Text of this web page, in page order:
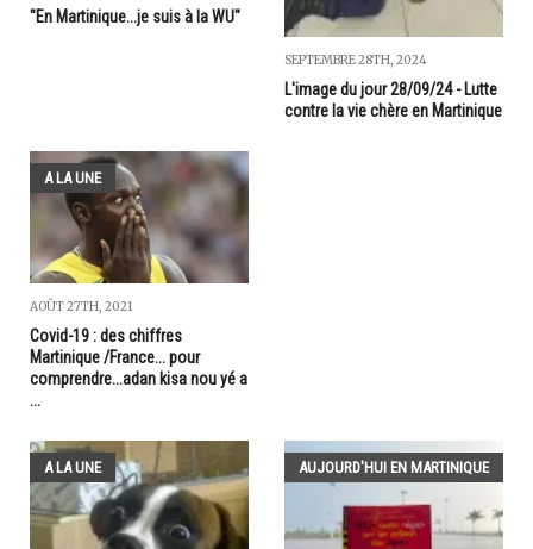
"En Martinique...je suis à la WU"
SEPTEMBRE 28TH, 2024
L'image du jour 28/09/24 - Lutte
contre la vie chère en Martinique
A LA UNE
AOÛT 27TH, 2021
Covid-19 : des chiffres
Martinique /France... pour
comprendre...adan kisa nou yé a
...
A LA UNE AUJOURD'HUI EN MARTINIQUE